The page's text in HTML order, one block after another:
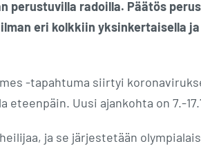
perustuvilla radoilla. Päätös
eri kolkkiin yksinkertaisella ja
-tapahtuma siirtyi
eteenpäin. Uusi ajankohta on 7.-
ja se järjestetään